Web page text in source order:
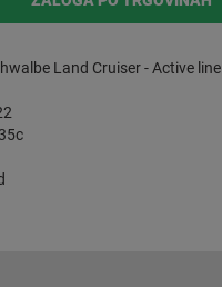
Land Cruiser - Active line